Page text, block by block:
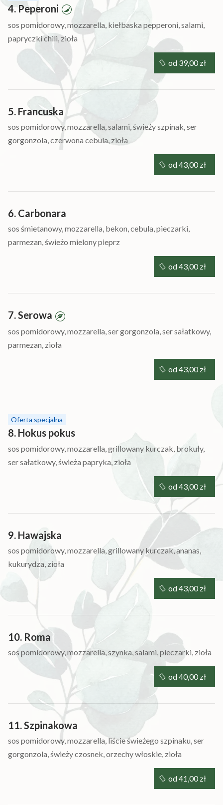
4. Peperoni
sos pomidorowy, mozzarella, kiełbaska pepperoni, salami,
papryczki chili, zioła
5. Francuska
sos pomidorowy, mozzarella, salami, świeży szpinak, ser
gorgonzola, czerwona cebula, zioła
6. Carbonara
sos śmietanowy, mozzarella, bekon, cebula, pieczarki,
parmezan, świeżo mielony pieprz
7. Serowa
sos pomidorowy, mozzarella, ser gorgonzola, ser sałatkowy,
parmezan, zioła
Oferta specjalna
8. Hokus pokus
sos pomidorowy, mozzarella, grillowany kurczak, brokuły,
ser sałatkowy, świeża papryka, zioła
9. Hawajska
sos pomidorowy, mozzarella, grillowany kurczak, ananas,
kukurydza, zioła
10. Roma
sos pomidorowy, mozzarella, szynka, salami, pieczarki, zioła
11. Szpinakowa
sos pomidorowy, mozzarella, liście świeżego szpinaku, ser
gorgonzola, świeży czosnek, orzechy włoskie, zioła